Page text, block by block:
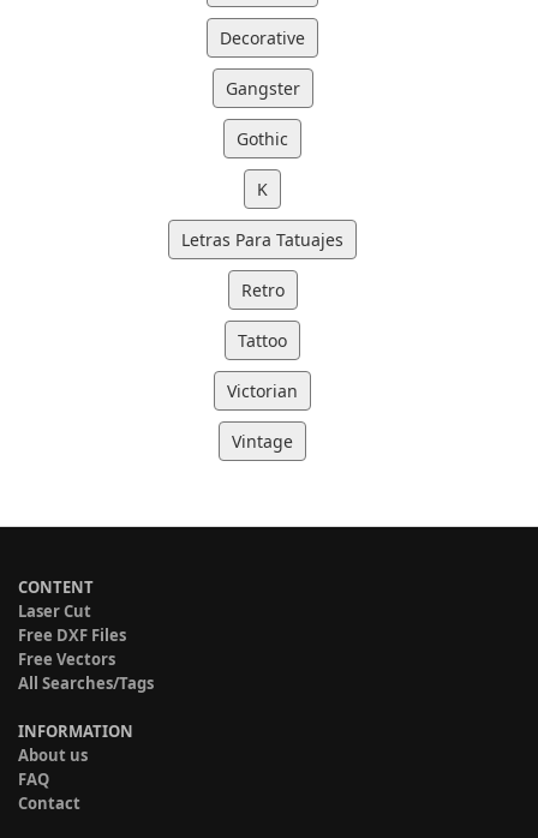
Decorative
Gangster
Gothic
K
Letras Para Tatuajes
Retro
Tattoo
Victorian
Vintage
CONTENT
Laser Cut
Free DXF Files
Free Vectors
All Searches/Tags
INFORMATION
About us
FAQ
Contact